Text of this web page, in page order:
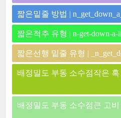
짧은밑줄 방법 |
짧은척추 유형 | n-get-down-a-
짧은선행 밑줄 유형 |
배정밀도 부동 소수점작은
배정밀도 부동 소수점큰 고